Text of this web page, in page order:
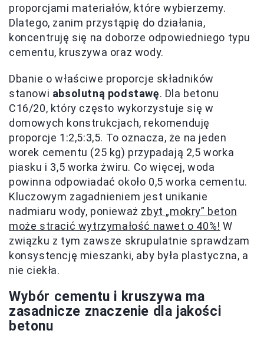
proporcjami materiałów, które wybierzemy.
Dlatego, zanim przystąpię do działania,
koncentruję się na doborze odpowiedniego typu
cementu, kruszywa oraz wody.
Dbanie o właściwe proporcje składników
stanowi absolutną podstawę. Dla betonu
C16/20, który często wykorzystuje się w
domowych konstrukcjach, rekomenduję
proporcje 1:2,5:3,5. To oznacza, że na jeden
worek cementu (25 kg) przypadają 2,5 worka
piasku i 3,5 worka żwiru. Co więcej, woda
powinna odpowiadać około 0,5 worka cementu.
Kluczowym zagadnieniem jest unikanie
nadmiaru wody, ponieważ zbyt „mokry” beton
może stracić wytrzymałość nawet o 40%! W
związku z tym zawsze skrupulatnie sprawdzam
konsystencję mieszanki, aby była plastyczna, a
nie ciekła.
Wybór cementu i kruszywa ma
zasadnicze znaczenie dla jakości
betonu